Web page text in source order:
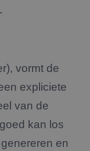
vormt de
expliciete
van de
kan los
en